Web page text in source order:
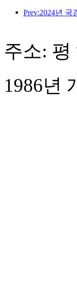
주소: 평
1986년